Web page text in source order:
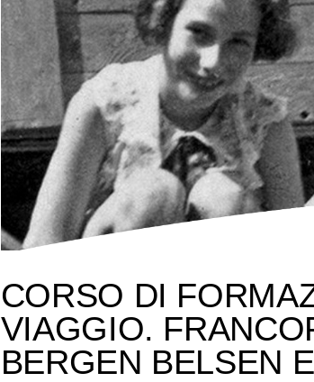
CORSO DI
VIAGGIO.
BERGEN BELSEN